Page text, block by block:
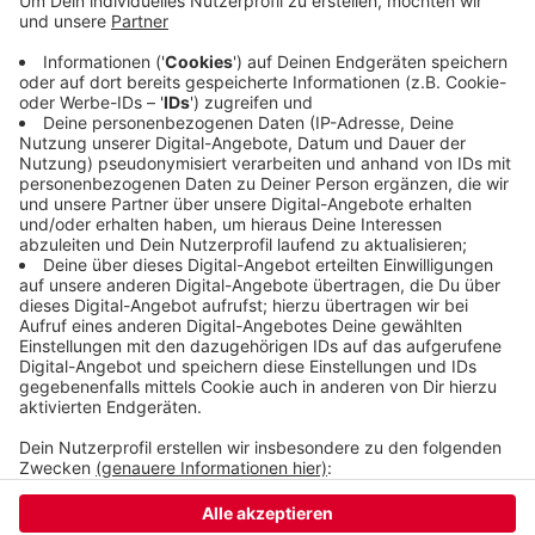
Heute (21.07.), gibt es auf dem Von-der-Heydt-
Platz von 10 bis 15 Uhr eine Gedenkveranstaltung
für die Verstorbenen. Neben Wortbeiträgen und
Musik gibt es Infostände und die Ausstellung "
[Über]leben im Risikoumfeld".
Veröffentlicht:Montag, 21.07.2025 11:04
Anzeige